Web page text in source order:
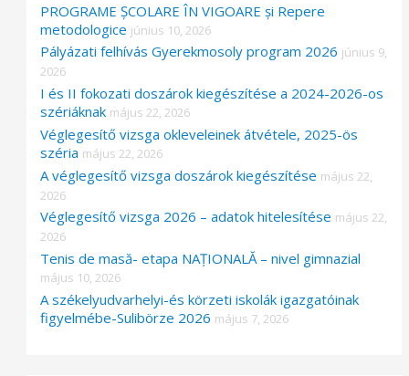
PROGRAME ȘCOLARE ÎN VIGOARE și Repere
metodologice június 10, 2026
Pályázati felhívás Gyerekmosoly program 2026 június 9,
2026
I és II fokozati doszárok kiegészítése a 2024-2026-os
szériáknak május 22, 2026
Véglegesítő vizsga okleveleinek átvétele, 2025-ös
széria május 22, 2026
A véglegesítő vizsga doszárok kiegészítése május 22,
2026
Véglegesítő vizsga 2026 – adatok hitelesítése május 22,
2026
Tenis de masă- etapa NAȚIONALĂ – nivel gimnazial
május 10, 2026
A székelyudvarhelyi-és körzeti iskolák igazgatóinak
figyelmébe-Sulibörze 2026 május 7, 2026